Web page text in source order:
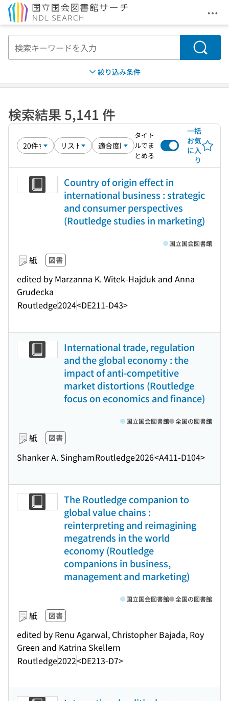
メ
検索
絞り込み条件
検索結果 5,141 件
タイト
ルでま
とめる
一括
お気
に入
り
Country of origin effect in
international business : strategic
and consumer perspectives
(Routledge studies in marketing)
紙 図書
edited by Marzanna K. Witek-Hajduk and Anna
Grudecka
Routledge2024<DE211-D43>
国立国会図書館
International trade, regulation
and the global economy : the
impact of anti-competitive
market distortions (Routledge
focus on economics and finance)
紙 図書
Shanker A. SinghamRoutledge2026<A411-D104>
国立国会図書館 全国の図書館
The Routledge companion to
global value chains :
reinterpreting and reimagining
megatrends in the world
economy (Routledge
companions in business,
management and marketing)
紙 図書
edited by Renu Agarwal, Christopher Bajada, Roy
Green and Katrina Skellern
Routledge2022<DE213-D7>
国立国会図書館 全国の図書館